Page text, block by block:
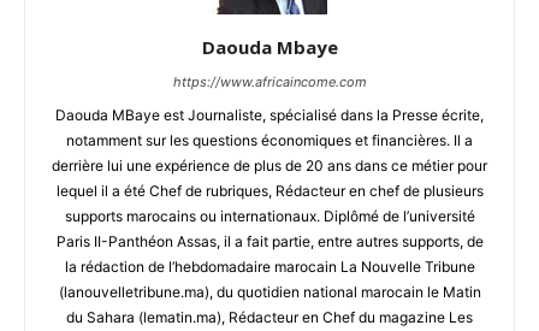
Daouda Mbaye
https://www.africaincome.com
Daouda MBaye est Journaliste, spécialisé dans la Presse écrite,
notamment sur les questions économiques et financières. Il a
derrière lui une expérience de plus de 20 ans dans ce métier pour
lequel il a été Chef de rubriques, Rédacteur en chef de plusieurs
supports marocains ou internationaux. Diplômé de l’université
Paris II-Panthéon Assas, il a fait partie, entre autres supports, de
la rédaction de l’hebdomadaire marocain La Nouvelle Tribune
(lanouvelletribune.ma), du quotidien national marocain le Matin
du Sahara (lematin.ma), Rédacteur en Chef du magazine Les